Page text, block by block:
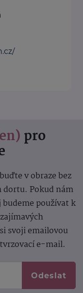
pro
v obraze bez
dortu. Pokud nám
používat k
svoji emailovou
e-mail.
Odeslat